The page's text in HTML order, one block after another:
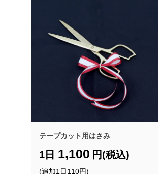
テープカット用はさみ
1日 1,100 円(税込)
(追加1日110円)